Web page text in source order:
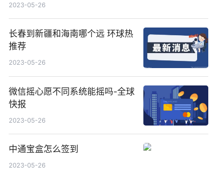
2023-05-26
长春到新疆和海南哪个远 环球热
推荐
2023-05-26
微信摇心愿不同系统能摇吗-全球
快报
2023-05-26
中通宝盒怎么签到
2023-05-26